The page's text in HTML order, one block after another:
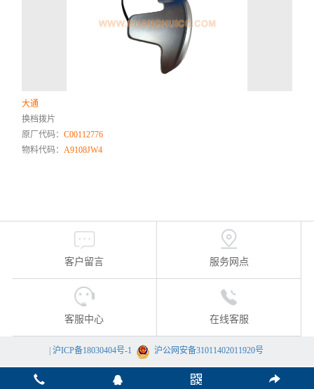
大通
换档拨片
原厂代码：C00112776
物料代码：A9108JW4
客户留言 服务网点
客服中心 在线客服
沪ICP备18030404号-1 沪公网安备31011402011920号